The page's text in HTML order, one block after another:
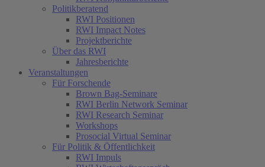
Politikberatend
RWI Positionen
RWI Impact Notes
Projektberichte
Über das RWI
Jahresberichte
Veranstaltungen
Für Forschende
Brown Bag-Seminare
RWI Berlin Network Seminar
RWI Research Seminar
Workshops
Prosocial Virtual Seminar
Für Politik & Öffentlichkeit
RWI Impuls